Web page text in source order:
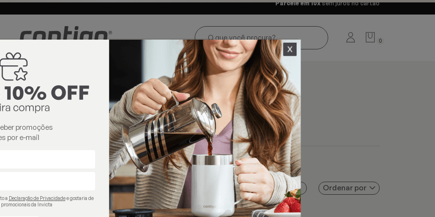
e Centro-
Loja oficialInvicta® no Brasil Parcele em 10xsem juros no cartão
0
contigo
Filtros Ordenar por
promoções
por e-mail
a Declaração de Privacidadee gostaria de
da Invicta